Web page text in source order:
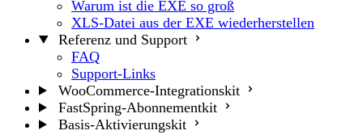
Warum ist die EXE so groß
XLS-Datei aus der EXE wiederherstellen
Referenz und Support
FAQ
Support-Links
WooCommerce-Integrationskit
FastSpring-Abonnementkit
Basis-Aktivierungskit